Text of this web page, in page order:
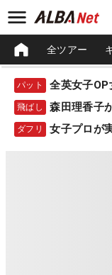
全ツアー
パット 全英女子OP
飛ばし 森田理香子
ダフリ 女子プロが